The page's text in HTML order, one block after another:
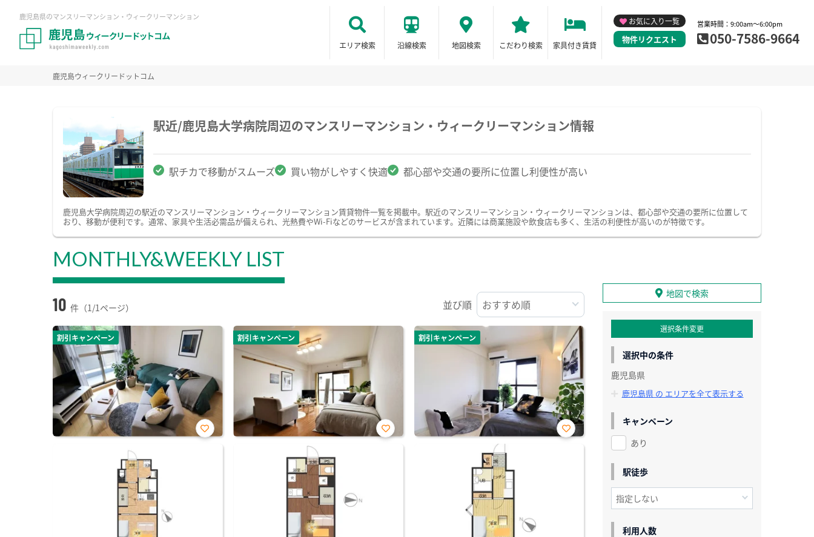
鹿児島県のマンスリーマンション・ウィークリーマンション
エリア検索 沿線検索 地図検索 こだわり検索 家具付き賃貸
お気に入り一覧
物件リクエスト
営業時間：9:00am～6:00pm
050-7586-9664
鹿児島ウィークリードットコム
駅近/鹿児島大学病院周辺のマンスリーマンション・ウィークリーマンション情報
駅チカで移動がスムーズ 買い物がしやすく快適 都心部や交通の要所に位置し利便性が高い
鹿児島大学病院周辺の駅近のマンスリーマンション・ウィークリーマンション賃貸物件一覧を掲載中。駅近のマンスリーマンション・ウィークリーマンションは、都心部や交通の要所に位置して
おり、移動が便利です。通常、家具や生活必需品が備えられ、光熱費やWi-Fiなどのサービスが含まれています。近隣には商業施設や飲食店も多く、生活の利便性が高いのが特徴です。
MONTHLY&WEEKLY LIST
10 件（1/1ページ） 並び順
割引キャンペーン
お気
割引キャンペーン
お気
割引キャンペーン
お気
地図で検索
選択条件変更
選択中の条件
鹿児島県
鹿児島県 の エリアを全て表示する
キャンペーン
あり
駅徒歩
利用人数